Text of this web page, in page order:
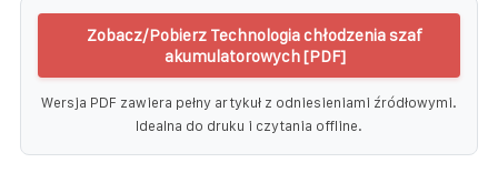
Zobacz/Pobierz Technologia chłodzenia szaf
akumulatorowych [PDF]
Wersja PDF zawiera pełny artykuł z odniesieniami źródłowymi.
Idealna do druku i czytania offline.